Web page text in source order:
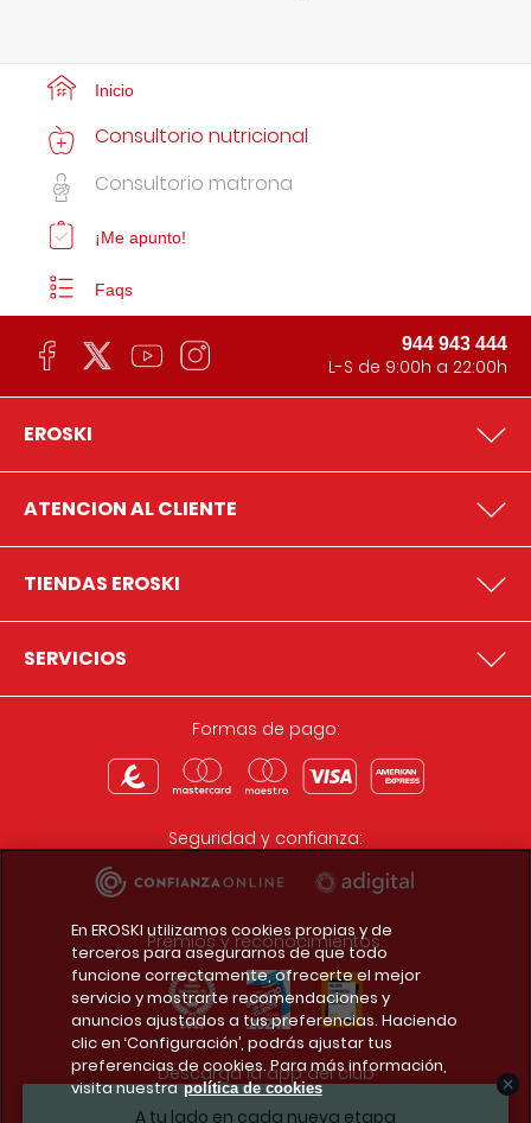
A tu lado en cada nueva etapa
Inicio
Consultorio nutricional
Consultorio matrona
¡Me apunto!
Faqs
944 943 444
L-S de 9:00h a 22:00h
EROSKI
ATENCION AL CLIENTE
TIENDAS EROSKI
SERVICIOS
Formas de pago:
Seguridad y confianza:
Premios y reconocimientos:
Descarga la app del club
En EROSKI utilizamos cookies propias y de
terceros para asegurarnos de que todo
funcione correctamente, ofrecerte el mejor
servicio y mostrarte recomendaciones y
anuncios ajustados a tus preferencias. Haciendo
clic en ‘Configuración’, podrás ajustar tus
preferencias de cookies. Para más información,
visita nuestra política de cookies